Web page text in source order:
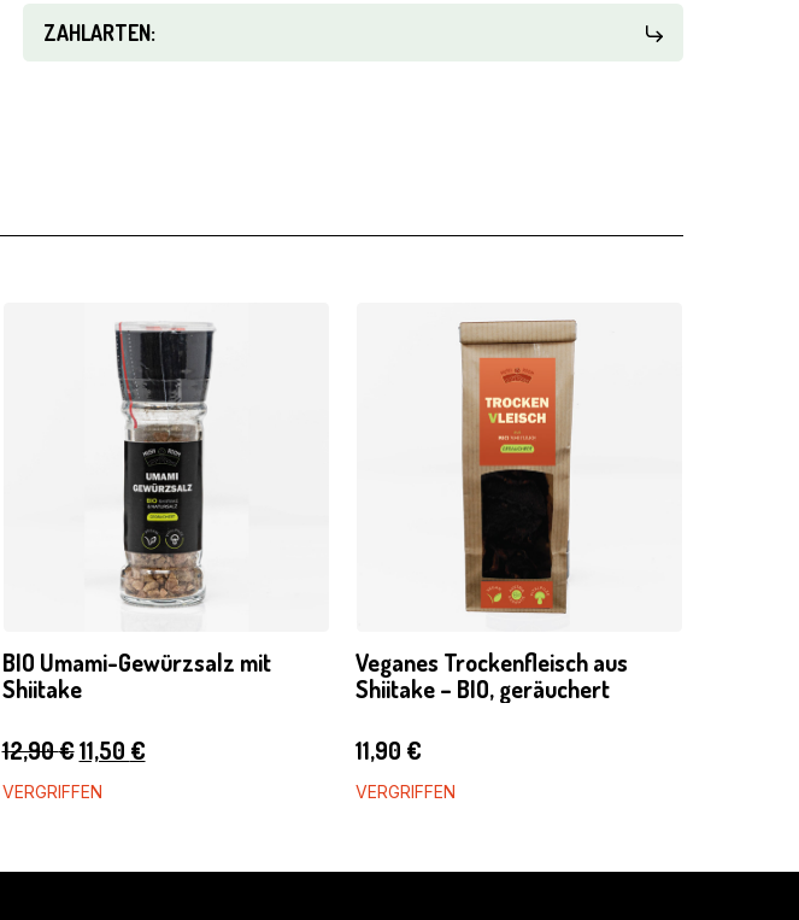
ZAHLARTEN:
BIO Umami-Gewürzsalz mit
Shiitake
12,90€Ursprünglicher
Preis
11,50 €Aktueller
VERGRIFFEN
Veganes Trockenfleisch aus
Shiitake – BIO, geräuchert
11,90 €
VERGRIFFEN